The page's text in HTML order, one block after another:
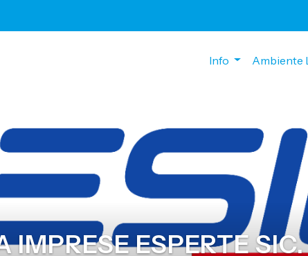
Info Ambiente
IMPRESE ESPERTE SIC.